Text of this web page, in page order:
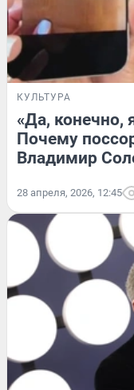
КУЛЬТУРА
«Да, конечно,
Почему
Владимир
28 апреля, 2026, 12:45